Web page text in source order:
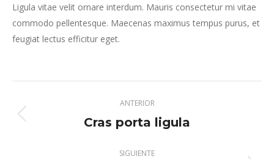
Ligula vitae velit ornare interdum. Mauris consectetur mi vitae
commodo pellentesque. Maecenas maximus tempus purus, et
feugiat lectus efficitur eget.
entre
ANTERIOR
Proyecto
Cras porta ligula
SIGUIENTE